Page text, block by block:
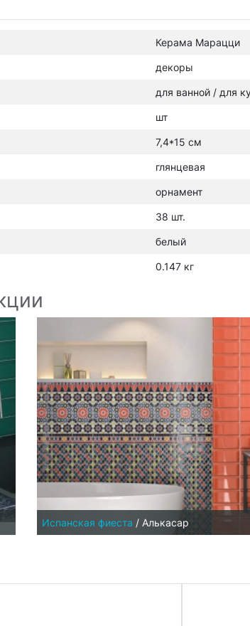
Керама Марацци
декоры
для ванной / для
шт
7,4*15 см
глянцевая
орнамент
38 шт.
белый
0.147 кг
Испанская фиеста / Алькасар